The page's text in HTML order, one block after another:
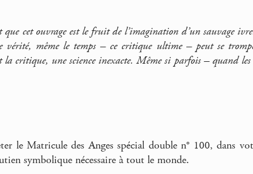
cet ouvrage est le fruit de l’imagination d’un sauvage
vérité, même le temps – ce critique ultime – peut se
critique, une science inexacte. Même si parfois – quand les
le Matricule des Anges spécial double n° 100, dans
symbolique nécessaire à tout le monde.